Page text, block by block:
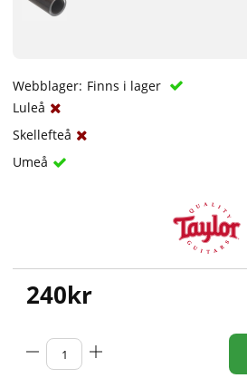
Webblager: Finns i lager
Luleå
Skellefteå
Umeå
240kr